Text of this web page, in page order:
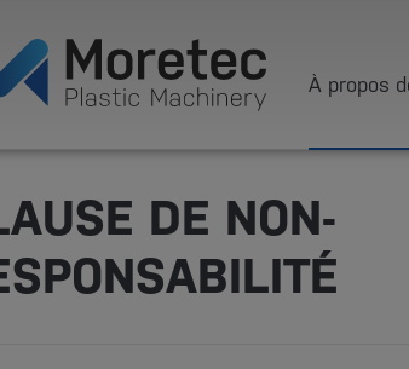
À propos
DE NON-